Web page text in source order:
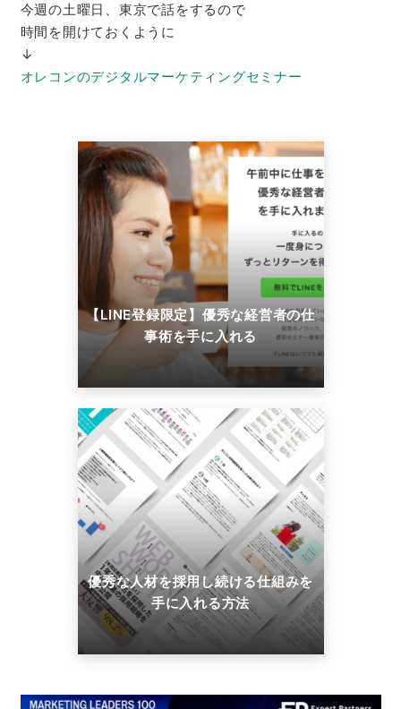
今週の土曜日、東京で話をするので
時間を開けておくように
↓
オレコンのデジタルマーケティングセミナー
【LINE登録限定】優秀な経営者の仕
事術を手に入れる
優秀な人材を採用し続ける仕組みを
手に入れる方法